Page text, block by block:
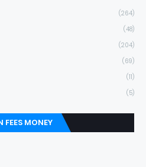
(264)
(48)
(204)
(69)
(11)
(5)
FEES MONEY